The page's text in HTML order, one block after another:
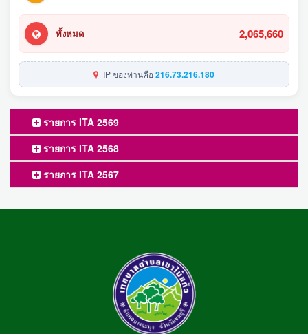
ทั้งหมด 2,065,660
IP ของท่านคือ216.73.216.180
รายการ ITA 2569
รายการ ITA 2568
รายการ ITA 2567